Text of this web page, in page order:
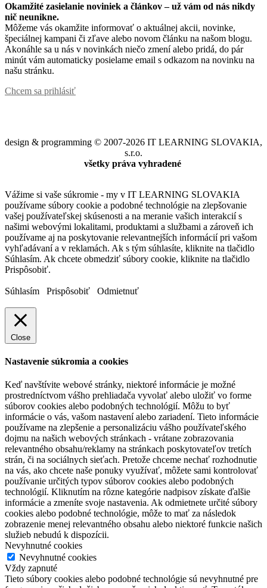
Okamžité zasielanie noviniek a článkov – už vám od nás nikdy
nič neunikne.
Môžeme vás okamžite informovať o aktuálnej akcii, novinke,
špeciálnej kampani či zľave alebo novom článku na našom blogu.
Akonáhle sa u nás v novinkách niečo zmení alebo pridá, do pár
minút vám automaticky posielame email s odkazom na novinku na
našu stránku.
Chcem sa prihlásiť
design & programming © 2007-2026 IT LEARNING SLOVAKIA,
s.r.o.
všetky práva vyhradené
Vážime si vaše súkromie - my v IT LEARNING SLOVAKIA
používame súbory cookie a podobné technológie na zlepšovanie
vašej používateľskej skúsenosti a na meranie vašich interakcií s
našimi webovými lokalitami, produktami a službami a zároveň ich
používame aj na poskytovanie relevantnejších informácií pri vašom
vyhľadávaní a v reklamách. Ak s tým súhlasíte, kliknite na tlačidlo
Súhlasím. Ak chcete obmedziť súbory cookie, kliknite na tlačidlo
Prispôsobiť.
Súhlasím Prispôsobiť Odmietnuť
Close
Nastavenie súkromia a cookies
Keď navštívite webové stránky, niektoré informácie je možné
prostredníctvom vášho prehliadača vyvolať alebo uložiť vo forme
súborov cookies alebo podobných technológií. Môžu to byť
informácie o vás, vašom nastavení alebo zariadení. Tieto informácie
používame na zlepšenie a personalizáciu vášho používateľského
dojmu na našich webových stránkach - vrátane zobrazovania
relevantného obsahu/reklamy na stránkach poskytovateľov tretích
strán, či na sociálnych sieťach. Pretože chceme nechať rozhodnutie
na vás, ako chcete naše ponuky využívať, môžete sami kontrolovať
používanie určitých typov súborov cookies alebo podobných
technológií. Kliknutím na rôzne kategórie nadpisov získate ďalšie
informácie a zmeníte svoje nastavenia. Ak odmietnete určité súbory
cookies alebo podobné technológie, môže to mať za následok
zobrazenie menej relevantného obsahu alebo niektoré funkcie našich
služieb nebudú k dispozícii.
Nevyhnutné cookies
Nevyhnutné cookies
Vždy zapnuté
Tieto súbory cookies alebo podobné technológie sú nevyhnutné pre